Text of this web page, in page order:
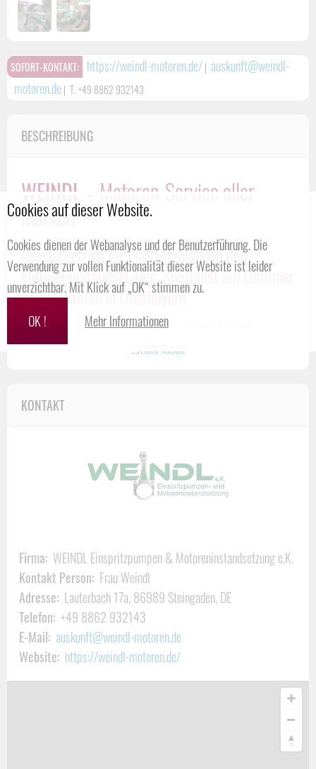
Cookies auf dieser Website.
Cookies dienen der Webanalyse und der Benutzerführung. Die
Verwendung zur vollen Funktionalität dieser Website ist leider
unverzichtbar. Mit Klick auf „OK“ stimmen zu.
OK !
Mehr Informationen
SOFORT-KONTAKT: https://weindl-motoren.de/| auskunft@weindl-
motoren.de| T. +49 8862 932143
BESCHREIBUNG
WEINDL
– Motoren-Service aller
Marken
Meisterbetrieb für Einspritzpumpen und
Motoreninstandsetzung. Spezialist auf Oldtimer
und Traktoren in Oberbayern
Wir sind ein im Jahr2015gegründeter
Spezialisierung auf die Instandsetzung von Motoren aller Art
kompletten Neuaufbau
„Meisterhafte und Termin-getreue Instandsetzung von
Originalen und Nachbauten“lautet der Anspruch an uns selbst!
Unsere Tätigkeitsfelder umfassen:
Instandsetzung aller Verbrennungsmotoren
Reiheneinspritzpumpen-Instandsetzung und Prüfstandlauf
Einspritzdüsen -Erneuerung /-Prüfung
Zylinderköpfe
Dichtungsfläche plan drehen
Ventilsätze fräsen / erneuern
...mehr lesen
KONTAKT
Firma: WEINDL Einspritzpumpen & Motoreninstandsetzung e.K.
Kontakt Person: Frau Weindl
Adresse: Lauterbach 17a, 86989 Steingaden, DE
Telefon: +49 8862 932143
E-Mail: auskunft@weindl-motoren.de
Website: https://weindl-motoren.de/